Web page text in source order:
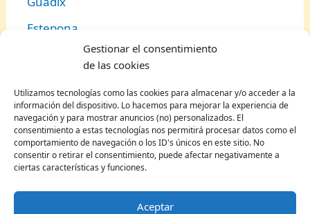
Gestionar el consentimiento
de las cookies
Utilizamos tecnologías como las cookies para almacenar y/o acceder a la
información del dispositivo. Lo hacemos para mejorar la experiencia de
navegación y para mostrar anuncios (no) personalizados. El
consentimiento a estas tecnologías nos permitirá procesar datos como el
comportamiento de navegación o los ID's únicos en este sitio. No
consentir o retirar el consentimiento, puede afectar negativamente a
ciertas características y funciones.
Aceptar
Estepona
Frigiliana
Pueblos bonitos en Aragón
Jaca